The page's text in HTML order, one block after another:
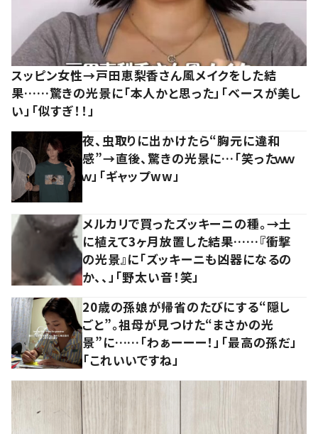
スッピン女性→戸田恵梨香さん風メイクをした結
果……驚きの光景に「本人かと思った」「ベースが美し
い」「似すぎ！！」
夜、虫取りに出かけたら“胸元に違和
感”→直後、驚きの光景に…「笑ったｗｗ
ｗ」「ギャップww」
メルカリで買ったズッキーニの種。→土
に植えて3ヶ月放置した結果……『衝撃
の光景』に「ズッキーニも凶器になるの
か、、」「野太い音！笑」
20歳の孫娘が帰省のたびにする“隠し
ごと”。祖母が見つけた“まさかの光
景”に……「わぁーーー！」「最高の孫だ」
「これいいですね」